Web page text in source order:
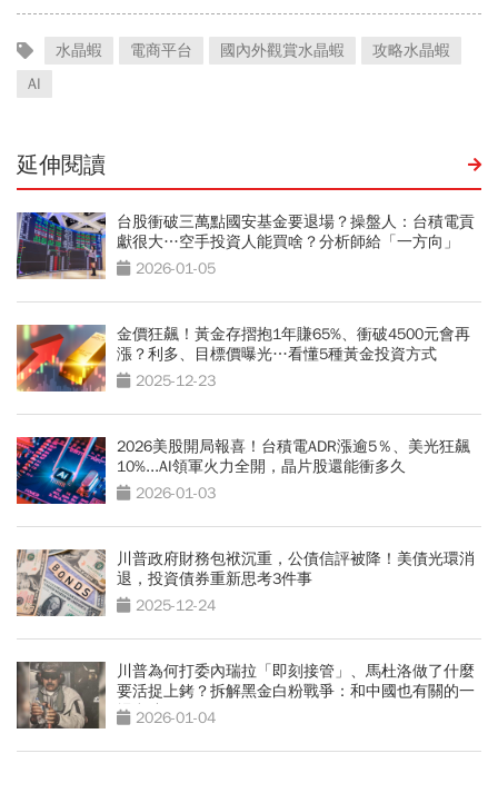
水晶蝦 電商平台 國內外觀賞水晶蝦
攻略水晶蝦
AI
延伸閱讀
台股衝破三萬點國安基金要退場？操盤人：台積電貢
獻很大…空手投資人能買啥？分析師給「一方向」
2026-01-05
金價狂飆！黃金存摺抱1年賺65%、衝破4500元會再
漲？利多、目標價曝光…看懂5種黃金投資方式
2025-12-23
2026美股開局報喜！台積電ADR漲逾5％、美光狂飆
10%...AI領軍火力全開，晶片股還能衝多久
2026-01-03
川普政府財務包袱沉重，公債信評被降！美債光環消
退，投資債券重新思考3件事
2025-12-24
川普為何打委內瑞拉「即刻接管」、馬杜洛做了什麼
要活捉上銬？拆解黑金白粉戰爭：和中國也有關的一
場豪賭
2026-01-04